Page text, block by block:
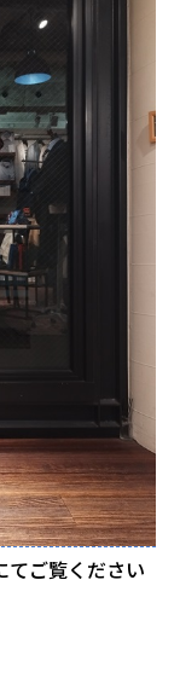
てご覧ください